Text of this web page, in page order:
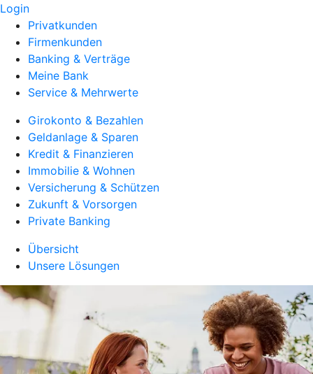
Login
Privatkunden
Firmenkunden
Banking & Verträge
Meine Bank
Service & Mehrwerte
Girokonto & Bezahlen
Geldanlage & Sparen
Kredit & Finanzieren
Immobilie & Wohnen
Versicherung & Schützen
Zukunft & Vorsorgen
Private Banking
Übersicht
Unsere Lösungen